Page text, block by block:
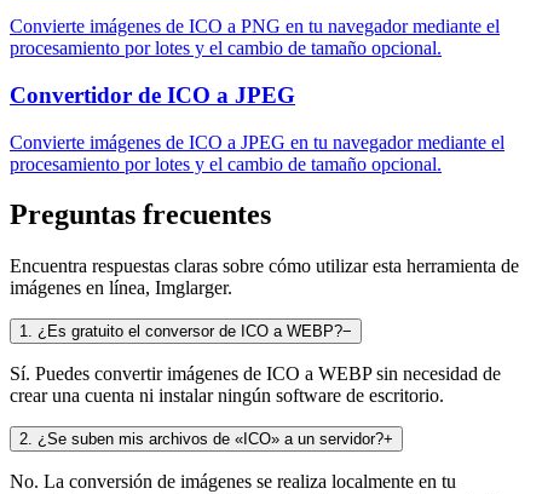
Convierte imágenes de ICO a PNG en tu navegador mediante el
procesamiento por lotes y el cambio de tamaño opcional.
Convertidor de ICO a JPEG
Convierte imágenes de ICO a JPEG en tu navegador mediante el
procesamiento por lotes y el cambio de tamaño opcional.
Preguntas frecuentes
Encuentra respuestas claras sobre cómo utilizar esta herramienta de
imágenes en línea, Imglarger.
1. ¿Es gratuito el conversor de ICO a WEBP?−
Sí. Puedes convertir imágenes de ICO a WEBP sin necesidad de
crear una cuenta ni instalar ningún software de escritorio.
2. ¿Se suben mis archivos de «ICO» a un servidor?+
No. La conversión de imágenes se realiza localmente en tu